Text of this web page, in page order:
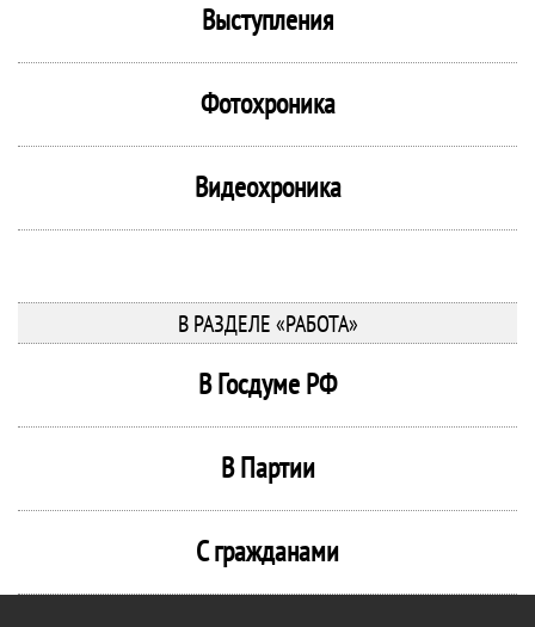
Выступления
Фотохроника
Видеохроника
В РАЗДЕЛЕ «РАБОТА»
В Госдуме РФ
В Партии
С гражданами